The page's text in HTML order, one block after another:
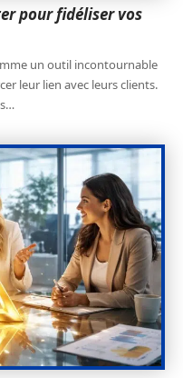
pour fidéliser vos
un outil incontournable
leur lien avec leurs clients.
…